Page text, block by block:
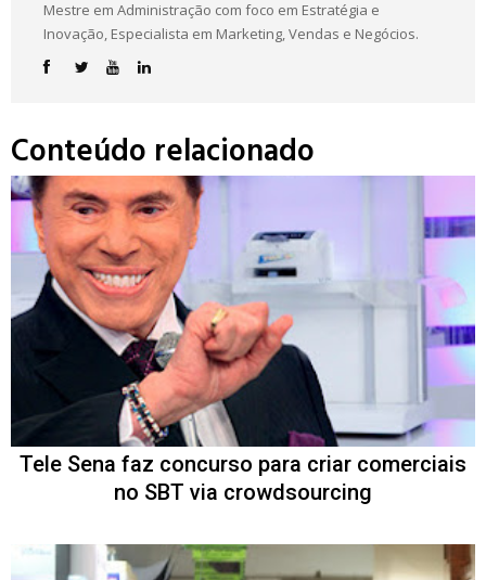
Mestre em Administração com foco em Estratégia e
Inovação, Especialista em Marketing, Vendas e Negócios.
Conteúdo relacionado
Tele Sena faz concurso para criar comerciais
no SBT via crowdsourcing